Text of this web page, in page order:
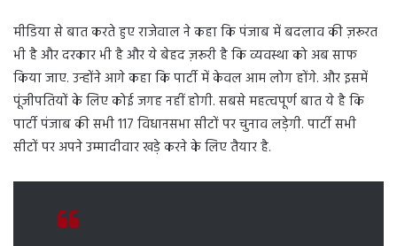
मीडिया से बात करते हुए राजेवाल ने कहा कि पंजाब में बदलाव की ज़रूरत
भी है और दरकार भी है और ये बेहद ज़रूरी है कि व्यवस्था को अब साफ
किया जाए. उन्होंने आगे कहा कि पार्टी में केवल आम लोग होंगे. और इसमें
पूंजीपतियों के लिए कोई जगह नहीं होगी. सबसे महत्वपूर्ण बात ये है कि
पार्टी पंजाब की सभी 117 विधानसभा सीटों पर चुनाव लड़ेगी. पार्टी सभी
सीटों पर अपने उम्मादीवार खड़े करने के लिए तैयार है.